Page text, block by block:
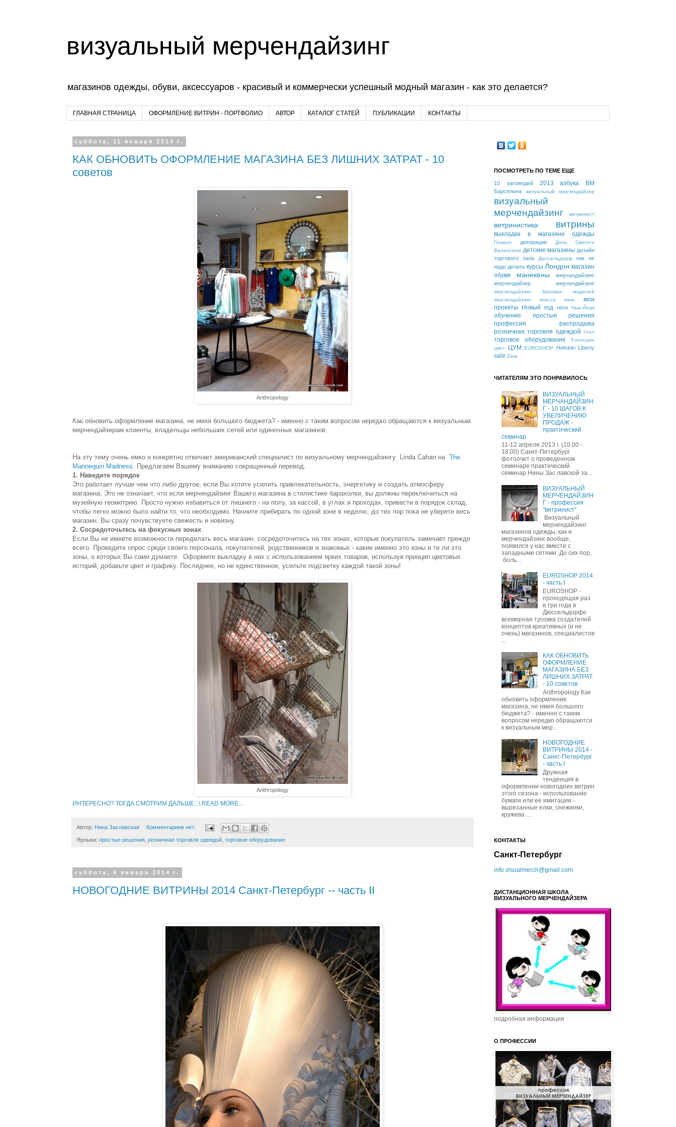
визуальный мерчендайзинг
магазинов одежды, обуви, аксессуаров - красивый и коммерчески успешный модный магазин - как это делается?
ГЛАВНАЯ СТРАНИЦА ОФОРМЛЕНИЕ ВИТРИН - ПОРТФОЛИО АВТОР КАТАЛОГ СТАТЕЙ ПУБЛИКАЦИИ КОНТАКТЫ
суббота, 11 января 2014 г.
КАК ОБНОВИТЬ ОФОРМЛЕНИЕ МАГАЗИНА БЕЗ ЛИШНИХ ЗАТРАТ - 10
советов
Anthropology
Как обновить оформление магазина, не имея большого бюджета? - именно с таким вопросом нередко обращаются к визуальным
мерчендайзерам клиенты, владельцы небольших сетей или одиночных магазинов.
На эту тему очень емко и конкретно отвечает американский специалист по визуальному мерчендайзингу Linda Cahan на The
Mannequin Madness . Предлагаем Вашему вниманию сокращенный перевод.
1. Наведите порядок
Это работает лучше чем что либо другое, если Вы хотите усилить привлекательность, энергетику и создать атмосферу
магазина. Это не означает, что если мерчендайзинг Вашего магазина в стилистике барахолки, вы должны переключиться на
музейную геометрию. Просто нужно избавиться от лишнего - на полу, за кассой, в углах и проходах, привести в порядок склад,
чтобы легко можно было найти то, что необходимо. Начните прибирать по одной зоне в неделю, до тех пор пока не уберете весь
магазин. Вы сразу почувствуете свежесть и новизну.
2. Сосредоточьтесь на фокусных зонах
Если Вы не имеете возможности переделать весь магазин, сосредоточитесь на тех зонах, которые покупатель замечает прежде
всего. Проведите опрос среди своего персонала, покупателей, родственников и знакомых - какие именно это зоны и те ли это
зоны, о которых Вы сами думаете. Оформите выкладку в них с использованием ярких товаров, используя принцип цветовых
историй, добавьте цвет и графику. Последнее, но не единственное, усильте подсветку каждой такой зоны!
Anthropology
ИНТЕРЕСНО? ТОГДА СМОТРИМ ДАЛЬШЕ...\ READ MORE...
Автор: Нина Заславская Комментариев нет:
Ярлыки: простые решения розничная торговля одеждой торговое оборудование
суббота, 4 января 2014 г.
НОВОГОДНИЕ ВИТРИНЫ 2014 Санкт-Петербург -- часть II
ПОСМОТРЕТЬ ПО ТЕМЕ ЕЩЕ
10 заповедей 2013 азбука ВМ
Барселона визуальный мерчендайзер
визуальный
мерчендайзинг
витринист
витринистика витрины
выкладка в магазине одежды
Гонконг декорации
День Святого
Валентина детские магазины дизайн
торгового зала
Дюссельдорф
как не
надо делать курсы Лондон магазин
обуви
манекены
мерчандайзинг
мерчендайзер
мерчендайзинг
мерчендайзинг базовых моделей
мерчендайзинг класса люкс
мои
проекты
Новый год ноги Нью-Йорк
обучение
простые решения
профессия
распродажа
розничная торговля одеждой стол
торговое оборудование
Хэллоуин
цвет
ЦУМ EUROSHOP Helsinki Liberty
sale Zara
ЧИТАТЕЛЯМ ЭТО ПОНРАВИЛОСЬ
ВИЗУАЛЬНЫЙ
МЕРЧАНДАЙЗИН
Г - 10 ШАГОВ К
УВЕЛИЧЕНИЮ
ПРОДАЖ -
практический
семинар
11-12 апреля 2013 г. (10.00 -
18.00) Санкт-Петербург
фотоочет о проведенном
семинаре практический
семинар Нины Зас лавской за...
ВИЗУАЛЬНЫЙ
МЕРЧЕНДАЙЗИН
Г - профессия
"витринист"
Визуальный
мерчендайзинг
магазинов одежды, как и
мерчендайзинг вообще,
появился у нас вместе с
западными сетями. До сих пор,
боль...
EUROSHOP 2014
- часть I
EUROSHOP -
проходящая раз
в три года в
Дюссельдорфе
всемирная тусовка создателей
концептов креативных (и не
очень) магазинов, специалистов
КАК ОБНОВИТЬ
ОФОРМЛЕНИЕ
МАГАЗИНА БЕЗ
ЛИШНИХ ЗАТРАТ
- 10 советов
Anthropology Как
обновить оформление
магазина, не имея большого
бюджета? - именно с таким
вопросом нередко обращаются
к визуальным мер...
НОВОГОДНИЕ
ВИТРИНЫ 2014 -
Санкт-Петербург
- часть I
Дружная
тенденция в
оформлении новогодних витрин
этого сезона - использование
бумаги или ее имитации -
вырезанные елки, снежинки,
кружева ....
КОНТАКТЫ
Санкт-Петербург
info.visualmerch@gmail.com
ДИСТАНЦИОННАЯ ШКОЛА
ВИЗУАЛЬНОГО МЕРЧЕНДАЙЗЕРА
подробная информация
О ПРОФЕССИИ